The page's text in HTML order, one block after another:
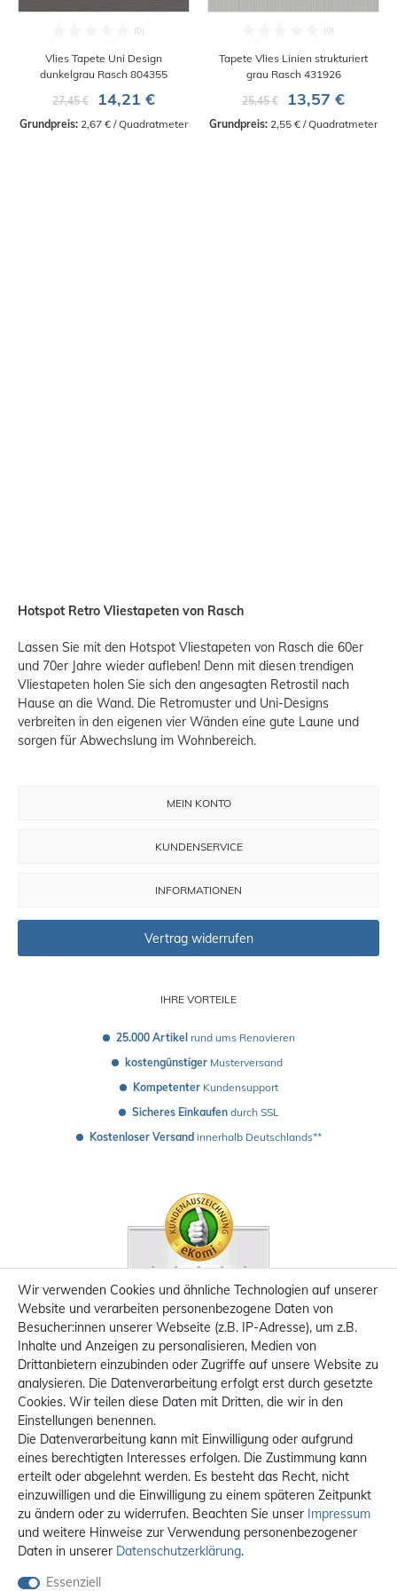
Vlies Tapete Uni Design
dunkelgrau Rasch 804355
27,45 €
14,21 €
Grundpreis: 2,67 € / Quadratmeter
Tapete Vlies Linien strukturiert
grau Rasch 431926
25,45 €
13,57 €
Grundpreis: 2,55 € / Quadratmeter
Hotspot Retro Vliestapeten von Rasch
Lassen Sie mit den Hotspot Vliestapeten von Rasch die 60er
und 70er Jahre wieder aufleben! Denn mit diesen trendigen
Vliestapeten holen Sie sich den angesagten Retrostil nach
Hause an die Wand. Die Retromuster und Uni-Designs
verbreiten in den eigenen vier Wänden eine gute Laune und
sorgen für Abwechslung im Wohnbereich.
IHRE VORTEILE
25.000 Artikel rund ums Renovieren
kostengünstiger Musterversand
Kompetenter Kundensupport
Sicheres Einkaufen durch SSL
Kostenloser Versand innerhalb Deutschlands**
MEIN KONTO
KUNDENSERVICE
INFORMATIONEN
Vertrag widerrufen
Wir verwenden Cookies und ähnliche Technologien auf unserer
Website und verarbeiten personenbezogene Daten von
Besucher:innen unserer Webseite (z.B. IP-Adresse), um z.B.
Inhalte und Anzeigen zu personalisieren, Medien von
Drittanbietern einzubinden oder Zugriffe auf unsere Website zu
analysieren. Die Datenverarbeitung erfolgt erst durch gesetzte
Cookies. Wir teilen diese Daten mit Dritten, die wir in den
Einstellungen benennen.
Die Datenverarbeitung kann mit Einwilligung oder aufgrund
eines berechtigten Interesses erfolgen. Die Zustimmung kann
erteilt oder abgelehnt werden. Es besteht das Recht, nicht
einzuwilligen und die Einwilligung zu einem späteren Zeitpunkt
zu ändern oder zu widerrufen. Beachten Sie unser Impressum
und weitere Hinweise zur Verwendung personenbezogener
Daten in unserer Daten­schutz­erklärung.
Essenziell